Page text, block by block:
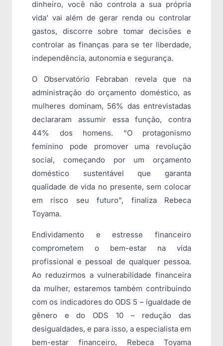
dinheiro, você não controla a sua própria
vida’ vai além de gerar renda ou controlar
gastos, discorre sobre tomar decisões e
controlar as finanças para se ter liberdade,
independência, autonomia e segurança.
O Observatório Febraban revela que na
administração do orçamento doméstico, as
mulheres dominam, 56% das entrevistadas
declararam assumir essa função, contra
44% dos homens. “O protagonismo
feminino pode promover uma revolução
social, começando por um orçamento
doméstico sustentável que garanta
qualidade de vida no presente, sem colocar
em risco seu futuro”, finaliza Rebeca
Toyama.
Endividamento e estresse financeiro
comprometem o bem-estar na vida
profissional e pessoal de qualquer pessoa.
Ao reduzirmos a vulnerabilidade financeira
da mulher, estaremos também contribuindo
com os indicadores do ODS 5 – igualdade de
gênero e do ODS 10 – redução das
desigualdades, e para isso, a especialista em
bem-estar financeiro, Rebeca Toyama